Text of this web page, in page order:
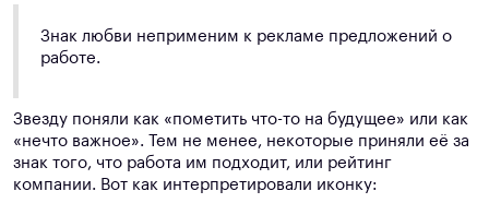
Знак любви неприменим к рекламе предложений о
работе.
Звезду поняли как «пометить что-то на будущее» или как
«нечто важное». Тем не менее, некоторые приняли её за
знак того, что работа им подходит, или рейтинг
компании. Вот как интерпретировали иконку: